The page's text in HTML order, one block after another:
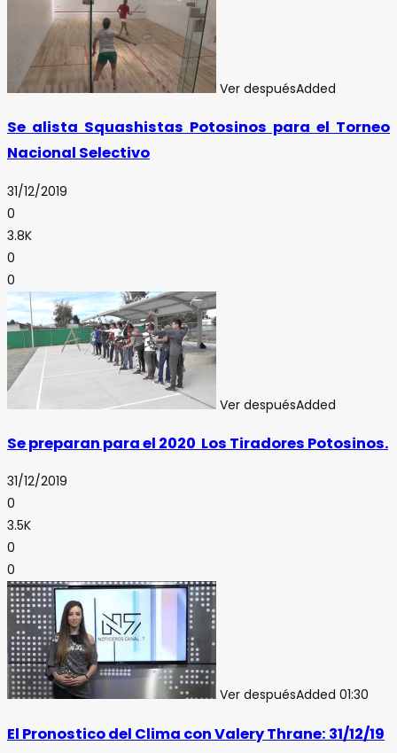
Ver despuésAdded
Se alista Squashistas Potosinos para el Torneo
Nacional Selectivo
31/12/2019
0
3.8K
0
0
Ver despuésAdded
Se preparan para el 2020 Los Tiradores Potosinos.
31/12/2019
0
3.5K
0
0
Ver despuésAdded 01:30
El Pronostico del Clima con Valery Thrane: 31/12/19